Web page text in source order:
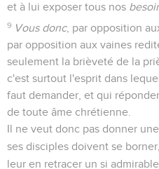
et à lui exposer tous nos
9 Vous donc, par opposition
par opposition aux vaines
seulement la brièveté de la
c'est surtout l'esprit dans
faut demander, et qui
de toute âme chrétienne.
Il ne veut donc pas donner
ses disciples doivent se
leur en retracer un si